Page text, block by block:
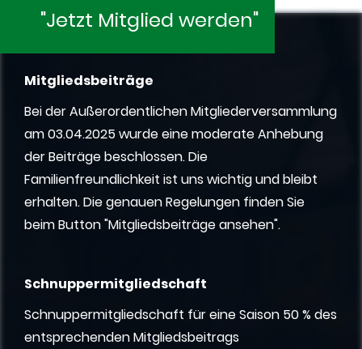
"Jetzt Mitglied werden"
Mitgliedsbeiträge
Bei der Außerordentlichen Mitgliederversammlung
am 03.04.2025 wurde eine moderate Anhebung
der Beiträge beschlossen. Die
Familienfreundlichkeit ist uns wichtig und bleibt
erhalten.Die genauen Regelungen finden Sie
beim Button "Mitgliedsbeiträge ansehen".
Schnuppermitgliedschaft
Schnuppermitgliedschaft für eine Saison 50 % des
entsprechenden Mitgliedsbeitrags